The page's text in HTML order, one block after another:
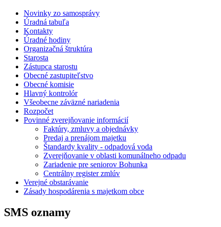
Novinky zo samosprávy
Úradná tabuľa
Kontakty
Úradné hodiny
Organizačná štruktúra
Starosta
Zástupca starostu
Obecné zastupiteľstvo
Obecné komisie
Hlavný kontrolór
Všeobecne záväzné nariadenia
Rozpočet
Povinné zverejňovanie informácií
Faktúry, zmluvy a objednávky
Predaj a prenájom majetku
Štandardy kvality - odpadová voda
Zverejňovanie v oblasti komunálneho odpadu
Zariadenie pre seniorov Bohunka
Centrálny register zmlúv
Verejné obstarávanie
Zásady hospodárenia s majetkom obce
SMS oznamy